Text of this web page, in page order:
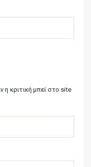
κριτική μπεί στο site